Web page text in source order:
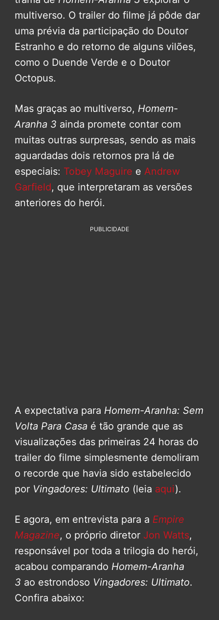
multiverso. O trailer do filme já pôde dar
uma prévia da participação do Doutor
Estranho e do retorno de alguns vilões,
como o Duende Verde e o Doutor
Octopus.
Mas graças ao multiverso, Homem-
Aranha 3 ainda promete contar com
muitas outras surpresas, sendo as mais
aguardadas dois retornos pra lá de
especiais: Tobey Maguire e Andrew
Garfield, que interpretaram as versões
anteriores do herói.
PUBLICIDADE
A expectativa para Homem-Aranha: Sem
Volta Para Casa é tão grande que as
visualizações das primeiras 24 horas do
trailer do filme simplesmente demoliram
o recorde que havia sido estabelecido
por Vingadores: Ultimato (leia aqui).
E agora, em entrevista para a Empire
Magazine, o próprio diretor Jon Watts,
responsável por toda a trilogia do herói,
acabou comparando Homem-Aranha
3 ao estrondoso Vingadores: Ultimato.
Confira abaixo: